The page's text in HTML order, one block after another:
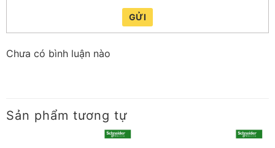
GỬI
Chưa có bình luận nào
Sản phẩm tương tự